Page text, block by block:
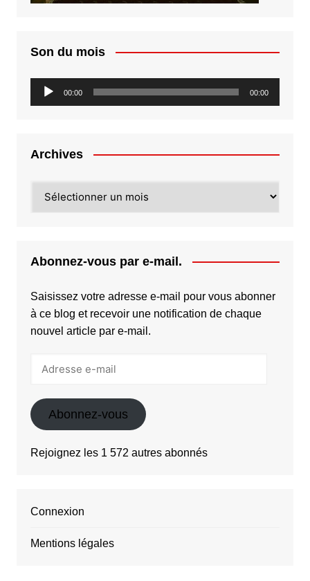
Son du mois
Lecteur
audio
00:00 00:00
Archives
Abonnez-vous par e-mail.
Saisissez votre adresse e-mail pour vous abonner
à ce blog et recevoir une notification de chaque
nouvel article par e-mail.
Abonnez-vous
Rejoignez les 1 572 autres abonnés
Connexion
Mentions légales